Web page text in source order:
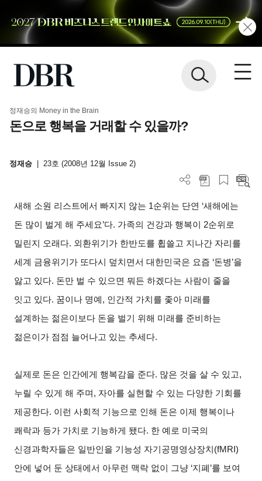
정재승의 Money in the Brain
돈으로 행복을 거래할 수 있을까?
정재승 23호 (2008년 12월 Issue 2)
새해 소원 리스트에서 빠지지 않는 1순위는 단연 ‘새해에는
돈 많이 벌게 해 주세요’다. 가족의 건강과 행복이 2순위로
밀린지 오래다. 외환위기가 한반도를 휩쓸고 지나간 자리를
세계 금융위기가 또다시 덮치면서 대한민국은 요즘 ‘돈병’을
앓고 있다. 돈만 벌 수 있으면 뭐든 하겠다는 사람이 줄을
잇고 있다. 꿈이나 명예, 인간적 가치를 좇아 미래를
설계하는 젊은이보다 돈을 벌기 위해 미래를 준비하는
젊은이가 점점 늘어나고 있는 추세다.
실제로 돈은 인간에게 행복감을 준다. 많은 것을 살 수 있고,
누릴 수 있게 해 주며, 자아를 실현할 수 있는 다양한 기회를
제공한다. 이런 사회적 기능으로 인해 돈은 이제 행복이나
쾌락과 등가 가치로 기능하게 됐다. 한 예로 미국의
신경과학자들은 일반인을 기능성 자기공명영상장치(fMRI)
안에 넣어 둔 상태에서 아무런 맥락 없이 그냥 ‘지폐’를 보여